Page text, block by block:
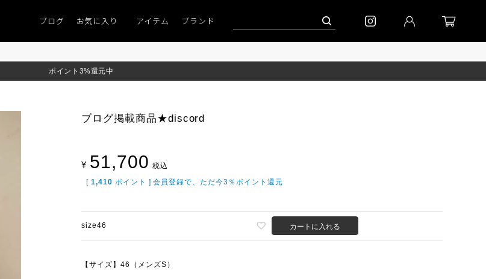
「キレイなニット」 ポイント9％「マンスリーポイントキャンペーン」 到着｜2026AW「シフォンニット」 到着｜2026AW「マガジン」
ブログ お気に入り アイテム ブランド
ポイント3%還元中
ブログ掲載商品★discord
¥ 51,700 税込
[ 1,410 ポイント ] 会員登録で、ただ今3％ポイント還元
size46 カートに入れる
【サイズ】46（メンズS）